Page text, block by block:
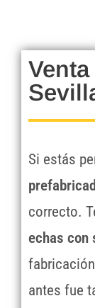
Si estás
correcto.
echas con
antes fue